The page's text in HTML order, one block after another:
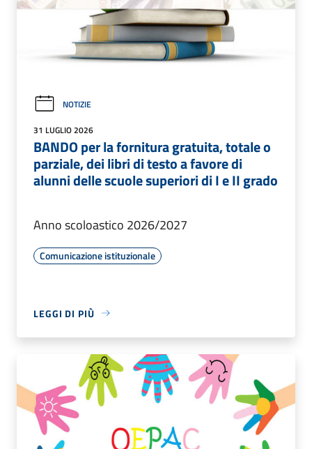
NOTIZIE
31 LUGLIO 2026
BANDO per la fornitura gratuita, totale o
parziale, dei libri di testo a favore di
alunni delle scuole superiori di I e II grado
Anno scoloastico 2026/2027
Comunicazione istituzionale
LEGGI DI PIÙ